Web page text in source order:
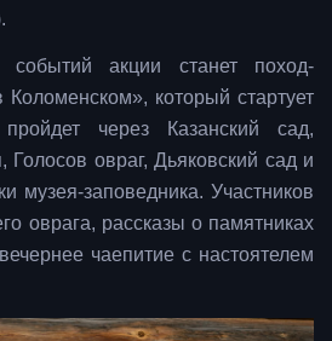
акции станет поход-
который стартует
через Казанский сад,
овраг, Дьяковский сад и
музея-заповедника. Участников
оврага, рассказы о памятниках
чаепитие с настоятелем